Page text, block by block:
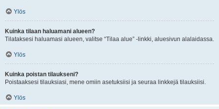
Ylös
Kuinka tilaan haluamani alueen?
Tilataksesi haluamasi alueen, valitse “Tilaa alue” -linkki, aluesivun alalaidassa.
Ylös
Kuinka poistan tilaukseni?
Poistaaksesi tilauksiasi, mene omiin asetuksiisi ja seuraa linkkejä tilauksiisi.
Ylös